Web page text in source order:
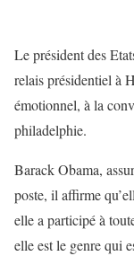
Le président des
relais présidentiel à
émotionnel, à la
philadelphie.
Barack Obama,
poste, il affirme
elle a participé à
elle est le genre qui